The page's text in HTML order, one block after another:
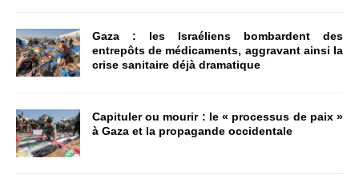
Gaza : les Israéliens bombardent des
entrepôts de médicaments, aggravant ainsi la
crise sanitaire déjà dramatique
Capituler ou mourir : le « processus de paix »
à Gaza et la propagande occidentale